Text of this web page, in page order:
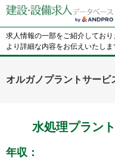
求人情報の一部をご紹介してお
より詳細な内容をお伝えいたしま
オルガノプラントサービ
水処理プラン
年収：